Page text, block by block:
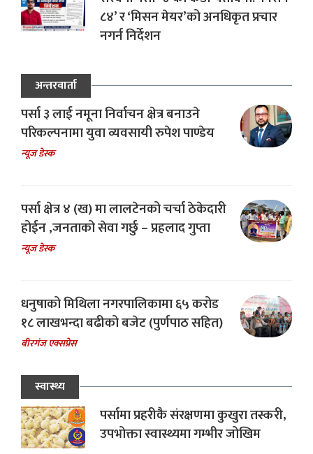
८४’ र ‘मिसन मेयर’को अनधिकृत प्रचार
नगर्न निर्देशन
अन्तरवार्ता
पर्सा ३ लाई नमूना निर्वाचन क्षेत्र बनाउने
परिकल्पनामा युवा व्यवसायी रुपेश पाण्डेय
न्यूज डेस्क
पर्सा क्षेत्र ४ (ख) मा लालटेनको चर्चा ठेकेदारी
होईन ,जनताको सेवा गर्छु – प्रहलाद गुप्ता
न्यूज डेस्क
धनुषाको मिथिला नगरपालिकामा ६५ करोड
१८ लाखभन्दा बढीको बजेट (पुर्णपाठ सहित)
बीरगंज एक्सप्रेस
स्वास्थ्य
पर्सामा प्रहरीकै संरक्षणमा कुखुरा तस्करी,
उपभोक्ता स्वास्थ्यमा गम्भीर जोखिम